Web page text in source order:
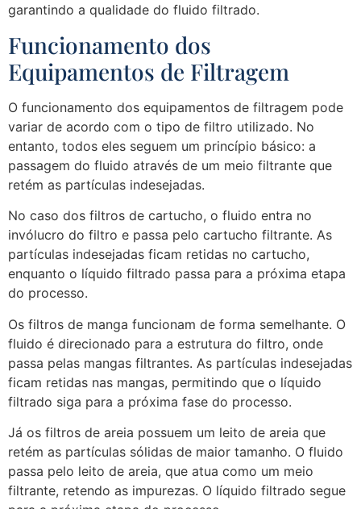
garantindo a qualidade do fluido filtrado.
Funcionamento dos
Equipamentos de Filtragem
O funcionamento dos equipamentos de filtragem pode
variar de acordo com o tipo de filtro utilizado. No
entanto, todos eles seguem um princípio básico: a
passagem do fluido através de um meio filtrante que
retém as partículas indesejadas.
No caso dos filtros de cartucho, o fluido entra no
invólucro do filtro e passa pelo cartucho filtrante. As
partículas indesejadas ficam retidas no cartucho,
enquanto o líquido filtrado passa para a próxima etapa
do processo.
Os filtros de manga funcionam de forma semelhante. O
fluido é direcionado para a estrutura do filtro, onde
passa pelas mangas filtrantes. As partículas indesejadas
ficam retidas nas mangas, permitindo que o líquido
filtrado siga para a próxima fase do processo.
Já os filtros de areia possuem um leito de areia que
retém as partículas sólidas de maior tamanho. O fluido
passa pelo leito de areia, que atua como um meio
filtrante, retendo as impurezas. O líquido filtrado segue